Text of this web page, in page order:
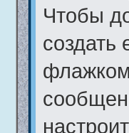
Чтобы
создать